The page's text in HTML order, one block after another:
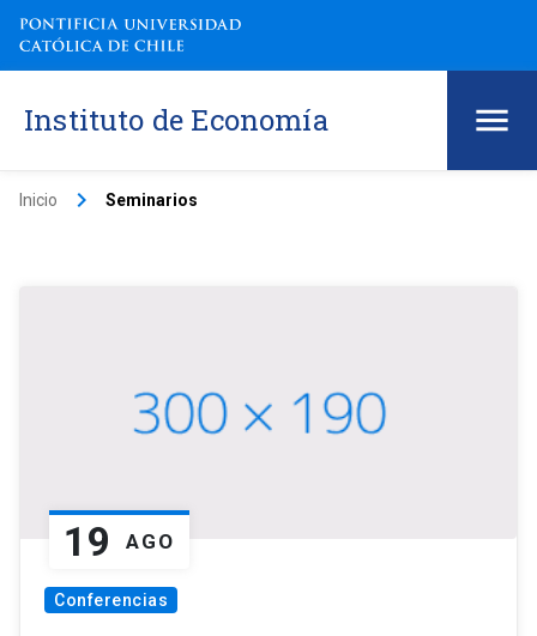
Instituto de Economía
Inicio keyboard_arrow_right Seminarios
19 AGO
Conferencias